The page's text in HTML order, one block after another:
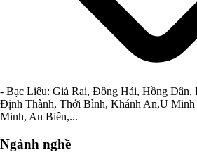
- Bạc Liêu: Giá Rai, Đông Hải, Hồng Dân,
Định Thành, Thới Bình, Khánh An,U Minh
Minh, An Biên,...
Ngành nghề